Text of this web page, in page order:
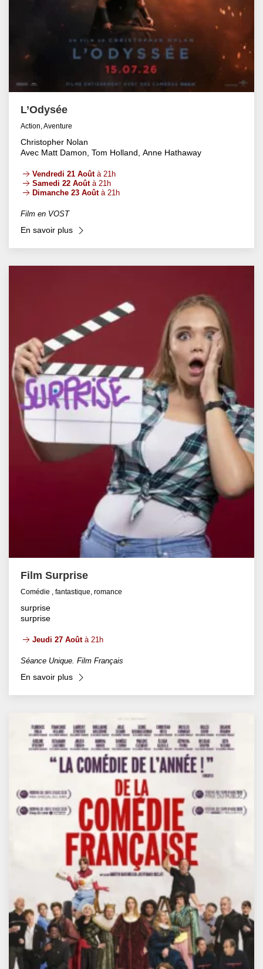
L’Odysée
Action, Aventure
Christopher Nolan
Avec Matt Damon, Tom Holland, Anne Hathaway
Vendredi 21 Aoûtà 21h
Samedi 22 Aoûtà 21h
Dimanche 23 Aoûtà 21h
Film en VOST
En savoir plus
Film Surprise
Comédie , fantastique, romance
surprise
surprise
Jeudi 27 Aoûtà 21h
Séance Unique. Film Français
En savoir plus